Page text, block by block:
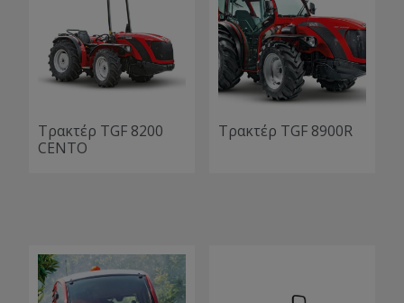
Τρακτέρ TGF 8200
CENTO
Τρακτέρ TGF 8900R